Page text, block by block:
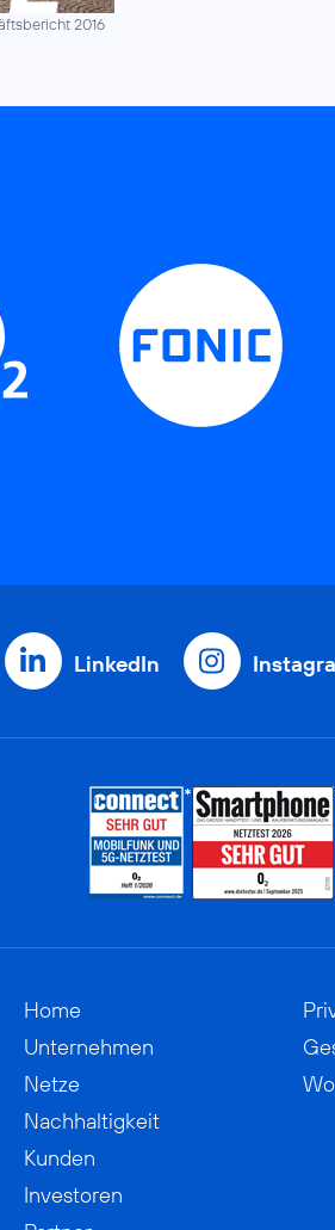
2016
LinkedIn
Home
Unternehmen
Netze
Nachhaltigkeit
Kunden
Investoren